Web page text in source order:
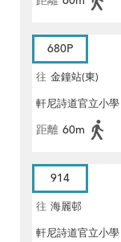
680P
往 金鐘站(東)
軒尼詩道官立小學
距離 60m
914
往 海麗邨
軒尼詩道官立小學